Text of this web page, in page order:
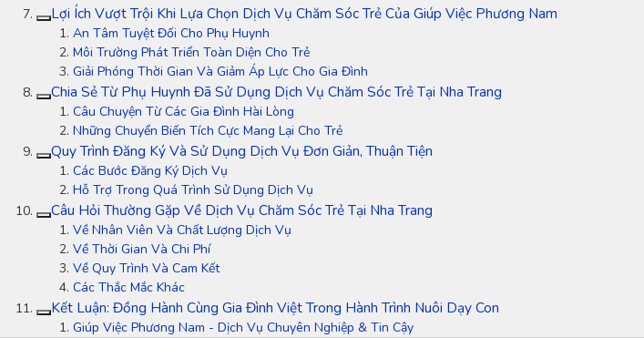
Lợi Ích Vượt Trội Khi Lựa Chọn Dịch Vụ Chăm Sóc Trẻ Của Giúp Việc Phương Nam
An Tâm Tuyệt Đối Cho Phụ Huynh
Môi Trường Phát Triển Toàn Diện Cho Trẻ
Giải Phóng Thời Gian Và Giảm Áp Lực Cho Gia Đình
Chia Sẻ Từ Phụ Huynh Đã Sử Dụng Dịch Vụ Chăm Sóc Trẻ Tại Nha Trang
Câu Chuyện Từ Các Gia Đình Hài Lòng
Những Chuyển Biến Tích Cực Mang Lại Cho Trẻ
Quy Trình Đăng Ký Và Sử Dụng Dịch Vụ Đơn Giản, Thuận Tiện
Các Bước Đăng Ký Dịch Vụ
Hỗ Trợ Trong Quá Trình Sử Dụng Dịch Vụ
Câu Hỏi Thường Gặp Về Dịch Vụ Chăm Sóc Trẻ Tại Nha Trang
Về Nhân Viên Và Chất Lượng Dịch Vụ
Về Thời Gian Và Chi Phí
Về Quy Trình Và Cam Kết
Các Thắc Mắc Khác
Kết Luận: Đồng Hành Cùng Gia Đình Việt Trong Hành Trình Nuôi Dạy Con
Giúp Việc Phương Nam - Dịch Vụ Chuyên Nghiệp & Tin Cậy